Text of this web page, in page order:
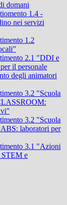
domani
1.4 -
nei servizi
1.2
2.1 "DDI e
il personale
degli animatori
3.2 "Scuola
3.2 "Scuola
laboratori per
3.1 "Azioni
STEM e